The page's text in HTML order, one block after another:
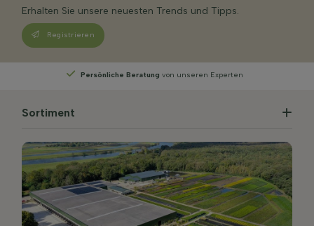
Erhalten Sie unsere neuesten Trends und Tipps.
Registrieren
WählenSie Ihre Lieferwoche
Sortiment